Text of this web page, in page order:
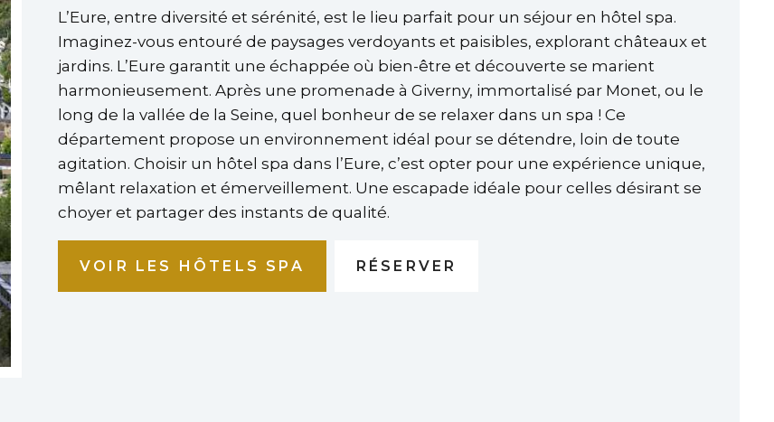
L’Eure, entre diversité et sérénité, est le lieu parfait pour un séjour en hôtel spa.
Imaginez-vous entouré de paysages verdoyants et paisibles, explorant châteaux et
jardins. L’Eure garantit une échappée où bien-être et découverte se marient
harmonieusement. Après une promenade à Giverny, immortalisé par Monet, ou le
long de la vallée de la Seine, quel bonheur de se relaxer dans un spa ! Ce
département propose un environnement idéal pour se détendre, loin de toute
agitation. Choisir un hôtel spa dans l’Eure, c’est opter pour une expérience unique,
mêlant relaxation et émerveillement. Une escapade idéale pour celles désirant se
choyer et partager des instants de qualité.
VOIR LES HÔTELS SPA RÉSERVER